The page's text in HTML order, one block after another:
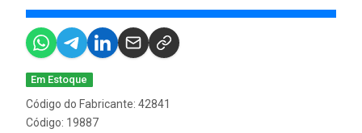
Em Estoque
Código do Fabricante: 42841
Código: 19887